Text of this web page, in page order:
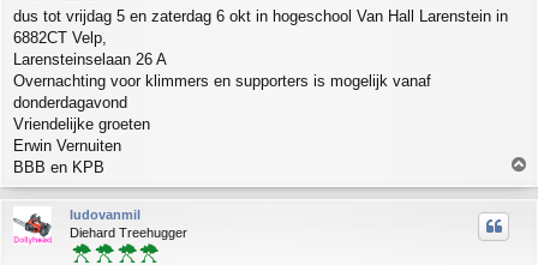
dus tot vrijdag 5 en zaterdag 6 okt in hogeschool Van Hall Larenstein in
6882CT Velp,
Larensteinselaan 26 A
Overnachting voor klimmers en supporters is mogelijk vanaf
donderdagavond
Vriendelijke groeten
Erwin Vernuiten
BBB en KPB
o
p
ludovanmil
Diehard Treehugger